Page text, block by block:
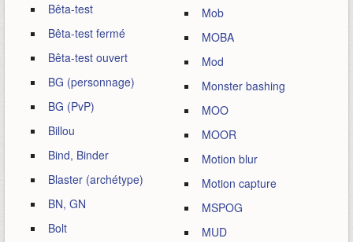
Bêta-test
Bêta-test fermé
Bêta-test ouvert
BG (personnage)
BG (PvP)
Billou
Bind, Binder
Blaster (archétype)
BN, GN
Bolt
Mob
MOBA
Mod
Monster bashing
MOO
MOOR
Motion blur
Motion capture
MSPOG
MUD